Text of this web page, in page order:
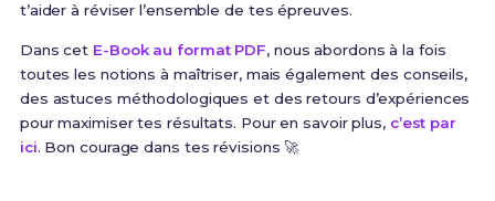
t’aider à réviser l’ensemble de tes épreuves.
Dans cet E-Book au format PDF, nous abordons à la fois
toutes les notions à maîtriser, mais également des conseils,
des astuces méthodologiques et des retours d’expériences
pour maximiser tes résultats. Pour en savoir plus, c’est par
ici. Bon courage dans tes révisions 🚀